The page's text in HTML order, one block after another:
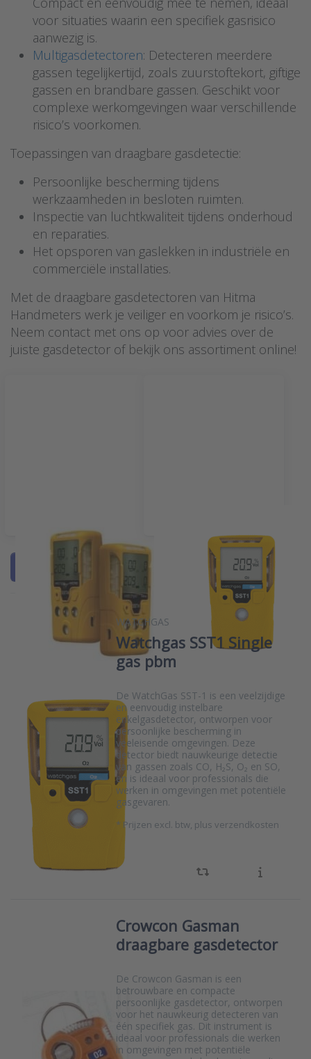
voor situaties waarin een specifiek gasrisico
aanwezig is.
Multigasdetectoren: Detecteren meerdere
gassen tegelijkertijd, zoals zuurstoftekort, giftige
gassen en brandbare gassen. Geschikt voor
complexe werkomgevingen waar verschillende
risico’s voorkomen.
Toepassingen van draagbare gasdetectie:
Persoonlijke bescherming tijdens
werkzaamheden in besloten ruimten.
Inspectie van luchtkwaliteit tijdens onderhoud
en reparaties.
Het opsporen van gaslekken in industriële en
commerciële installaties.
Met de draagbare gasdetectoren van Hitma
Handmeters werk je veiliger en voorkom je risico’s.
Neem contact met ons op voor advies over de
juiste gasdetector of bekijk ons assortiment online!
WATCHGAS
Watchgas SST1 Single
gas pbm
De WatchGas SST-1 is een veelzijdige
en eenvoudig instelbare
enkelgasdetector, ontworpen voor
persoonlijke bescherming in
veeleisende omgevingen. Deze
detector biedt nauwkeurige detectie
van gassen zoals CO, H₂S, O₂ en SO,
en is ideaal voor professionals die
werken in omgevingen met potentiële
gasgevaren.
* Prijzen excl. btw, plus verzendkosten
Crowcon Gasman
draagbare gasdetector
De Crowcon Gasman is een
betrouwbare en compacte
persoonlijke gasdetector, ontworpen
voor het nauwkeurig detecteren van
één specifiek gas. Dit instrument is
ideaal voor professionals die werken
in omgevingen met potentiële